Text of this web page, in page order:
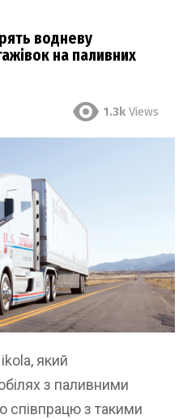
водневу
на паливних
1.3k Views
який
з паливними
співпрацю з такими